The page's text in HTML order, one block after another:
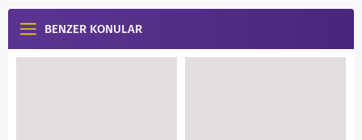
BENZER KONULAR